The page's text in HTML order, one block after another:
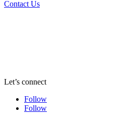
Contact Us
Let’s connect
Follow
Follow